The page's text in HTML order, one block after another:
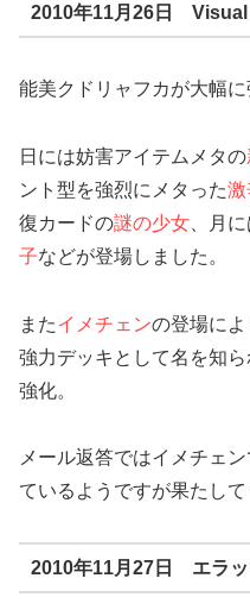
2010年11月26日 Visual
能美クドリャフカが大幅
日には妨害アイテムメタの
ント型を強烈にメタった激
復カードの謎の少女 、月
子などが登場しました。
またイメチェンの登場に
強力デッキとして名を知
強化。
メール返答ではイメチェ
ているようですが果たして
2010年11月27日 エラッ